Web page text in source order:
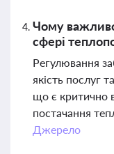
Чому
сфері
Регулювання
якість послуг
що є критично
постачання
Джерело